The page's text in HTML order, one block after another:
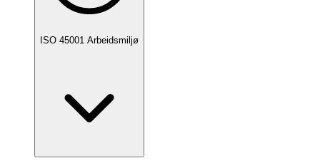
ISO 45001 Arbeidsmiljø